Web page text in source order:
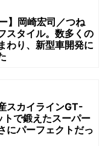
】岡崎宏司／つね
スタイル。数多くの
わり、新型車開発に
スカイラインGT-
で鍛えたスーパー
にパーフェクトだっ